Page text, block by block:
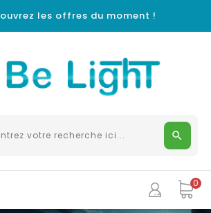
les offres du moment !
0